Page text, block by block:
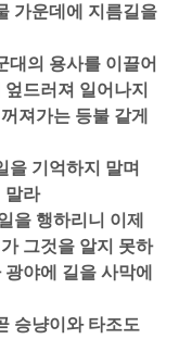
가운데에 지름길을
대의 용사를 이끌어
드러져 일어나지
져가는 등불 같게
을 기억하지 말며
말라
을 행하리니 이제
그것을 알지 못하
야에 길을 사막에
승냥이와 타조도